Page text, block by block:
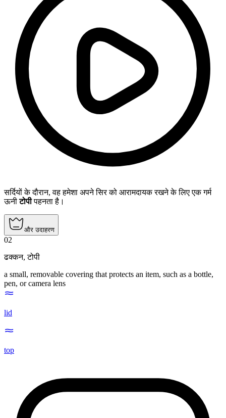
सर्दियों के दौरान, वह हमेशा अपने सिर को आरामदायक रखने के लिए एक गर्म
ऊनीटोपीपहनता है।
और उदाहरण
02
ढक्कन,टोपी
a small, removable covering that protects an item, such as a bottle,
pen, or camera lens
lid
top